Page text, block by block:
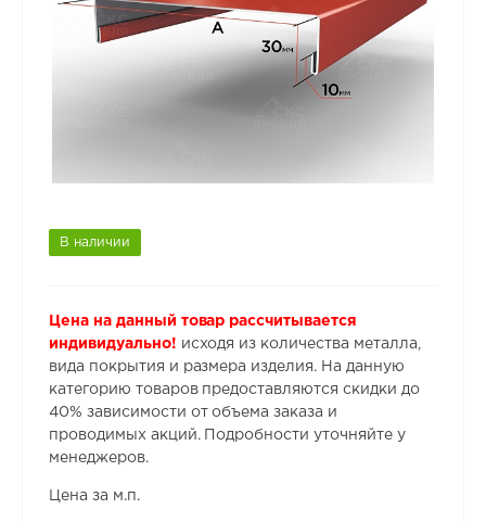
В наличии
Цена на данный товар рассчитывается
индивидуально! исходя из количества металла,
вида покрытия и размера изделия. На данную
категорию товаров предоставляются скидки до
40% зависимости от объема заказа и
проводимых акций. Подробности уточняйте у
менеджеров.
Цена за м.п.